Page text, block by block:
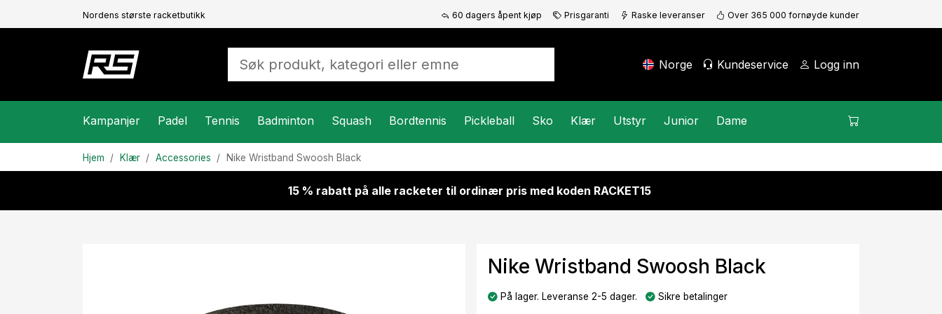
Nordens største racketbutikk 60 dagers åpent kjøp Prisgaranti Raske leveranser Over 365 000 fornøyde kunder
Norge Kundeservice Logg inn
Kampanjer Padel Tennis Badminton Squash Bordtennis Pickleball Sko Klær Utstyr Junior Dame
Hjem Klær Accessories Nike Wristband Swoosh Black
15 % rabatt på alle racketer til ordinær pris med koden RACKET15
Nike Wristband Swoosh Black
På lager. Leveranse 2-5 dager. Sikre betalinger